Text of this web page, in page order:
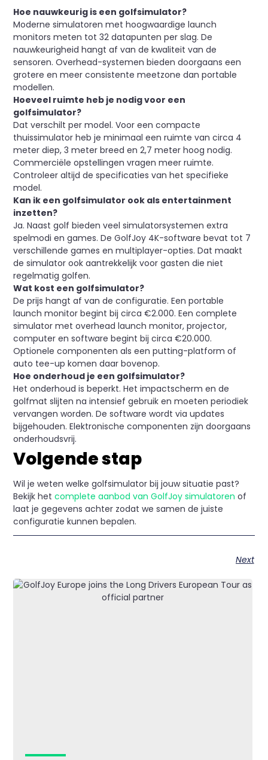
Hoe nauwkeurig is een golfsimulator?
Moderne simulatoren met hoogwaardige launch
monitors meten tot 32 datapunten per slag. De
nauwkeurigheid hangt af van de kwaliteit van de
sensoren. Overhead-systemen bieden doorgaans een
grotere en meer consistente meetzone dan portable
modellen.
Hoeveel ruimte heb je nodig voor een
golfsimulator?
Dat verschilt per model. Voor een compacte
thuissimulator heb je minimaal een ruimte van circa 4
meter diep, 3 meter breed en 2,7 meter hoog nodig.
Commerciële opstellingen vragen meer ruimte.
Controleer altijd de specificaties van het specifieke
model.
Kan ik een golfsimulator ook als entertainment
inzetten?
Ja. Naast golf bieden veel simulatorsystemen extra
spelmodi en games. De GolfJoy 4K-software bevat tot 7
verschillende games en multiplayer-opties. Dat maakt
de simulator ook aantrekkelijk voor gasten die niet
regelmatig golfen.
Wat kost een golfsimulator?
De prijs hangt af van de configuratie. Een portable
launch monitor begint bij circa €2.000. Een complete
simulator met overhead launch monitor, projector,
computer en software begint bij circa €20.000.
Optionele componenten als een putting-platform of
auto tee-up komen daar bovenop.
Hoe onderhoud je een golfsimulator?
Het onderhoud is beperkt. Het impactscherm en de
golfmat slijten na intensief gebruik en moeten periodiek
vervangen worden. De software wordt via updates
bijgehouden. Elektronische componenten zijn doorgaans
onderhoudsvrij.
Volgende stap
Wil je weten welke golfsimulator bij jouw situatie past?
Bekijk hetcomplete aanbod van GolfJoy simulatoren of
laat je gegevens achter zodat we samen de juiste
configuratie kunnen bepalen.
Next